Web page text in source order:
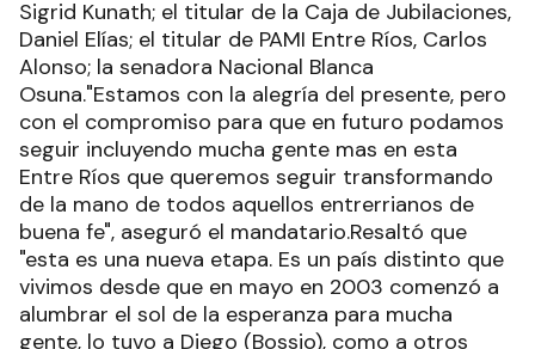
Sigrid Kunath; el titular de la Caja de Jubilaciones,
Daniel Elías; el titular de PAMI Entre Ríos, Carlos
Alonso; la senadora Nacional Blanca
Osuna."Estamos con la alegría del presente, pero
con el compromiso para que en futuro podamos
seguir incluyendo mucha gente mas en esta
Entre Ríos que queremos seguir transformando
de la mano de todos aquellos entrerrianos de
buena fe", aseguró el mandatario.Resaltó que
"esta es una nueva etapa. Es un país distinto que
vivimos desde que en mayo en 2003 comenzó a
alumbrar el sol de la esperanza para mucha
gente, lo tuvo a Diego (Bossio), como a otros